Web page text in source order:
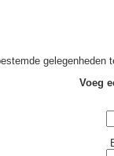
gelegenheden
Voeg